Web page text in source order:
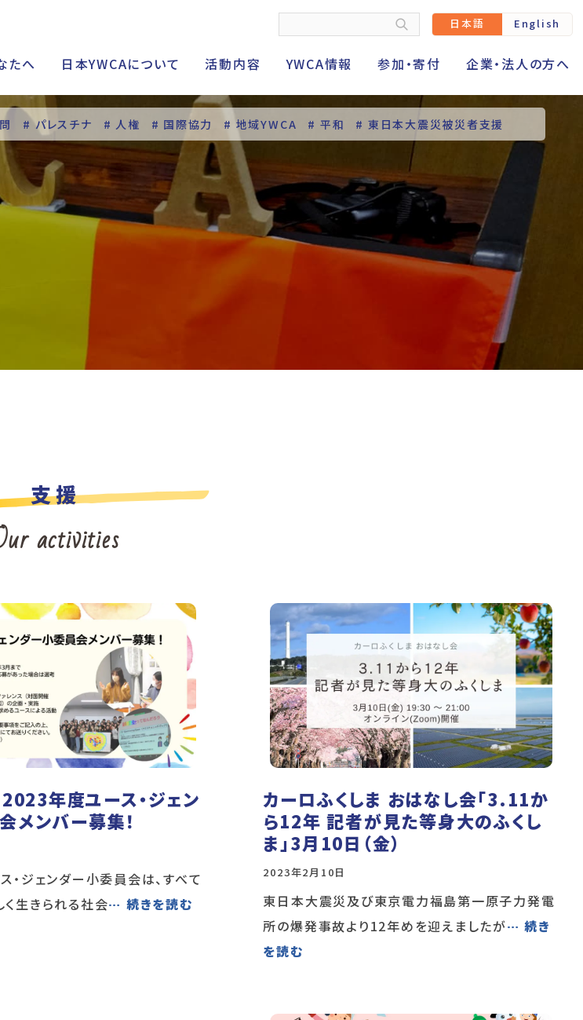
日本語 English
たへ 日本YWCAについて 活動内容 YWCA情報 参加・寄付 企業・法人の方へ
# パレスチナ # 人権 # 国際協力 # 地域YWCA # 平和 # 東日本大震災被災者支援
支援
activities
2023年度ユース・ジェン
メンバー募集！
・ジェンダー小委員会は、すべて
生きられる社会… 続きを読む
カーロふくしま おはなし会「3.11か
ら12年 記者が見た等身大のふくし
ま」3月10日（金）
2023年2月10日
東日本大震災及び東京電力福島第一原子力発電
所の爆発事故より12年めを迎えましたが… 続き
を読む